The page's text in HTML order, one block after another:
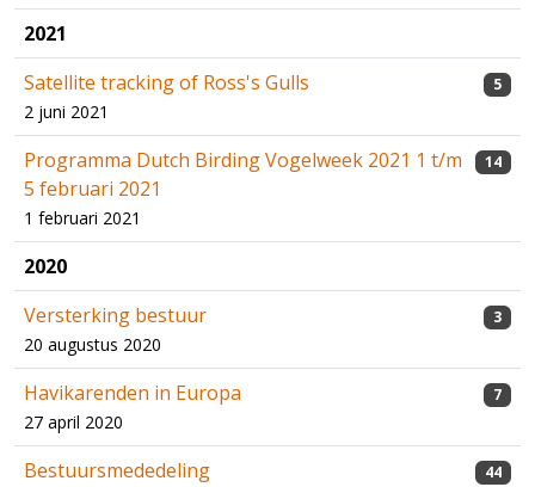
2021
Satellite tracking of Ross's Gulls
2 juni 2021
5
Programma Dutch Birding Vogelweek 2021 1 t/m
5 februari 2021
1 februari 2021
14
2020
Versterking bestuur
20 augustus 2020
3
Havikarenden in Europa
27 april 2020
7
Bestuursmededeling 44